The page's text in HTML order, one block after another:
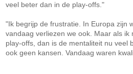
veel beter dan in de play-offs."
"Ik begrijp de frustratie. In Europa zijn
vandaag verliezen we ook. Maar als ik
play-offs, dan is de mentaliteit nu veel
ook geen kansen. Vandaag waren